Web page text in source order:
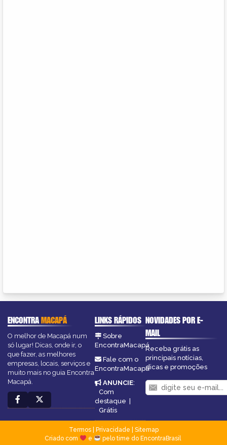
ENCONTRAMACAPÁ
O melhor de Macapá num
só lugar! Dicas, onde ir, o
que fazer, as melhores
empresas, locais, serviços e
muito mais no guia Encontra
Macapá.
LINKS RÁPIDOS
Sobre
EncontraMacapá
Fale com o
EncontraMacapá
ANUNCIE:
Com
destaque
Grátis
NOVIDADES POR E-
MAIL
Receba grátis as
principais notícias,
dicas e promoções
Termos| Privacidade
Sitemap
Criado com
e pelo time do EncontraBrasil